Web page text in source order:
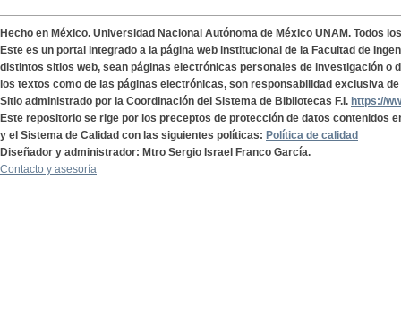
Hecho en México. Universidad Nacional Autónoma de México UNAM. Todos
Este es un portal integrado a la página web institucional de la Facultad de
distintos sitios web, sean páginas electrónicas personales de investigación o
los textos como de las páginas electrónicas, son responsabilidad exclusiva
Sitio administrado por la Coordinación del Sistema de Bibliotecas F.I. https://
Este repositorio se rige por los preceptos de protección de datos contenidos
y el Sistema de Calidad con las siguientes políticas: Política de calidad
Diseñador y administrador: Mtro Sergio Israel Franco García.
Contacto y asesoría